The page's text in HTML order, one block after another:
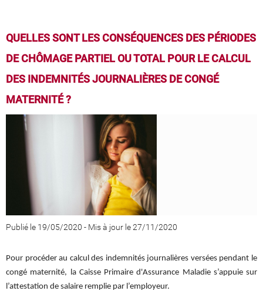
QUELLES SONT LES CONSÉQUENCES DES PÉRIODES
DE CHÔMAGE PARTIEL OU TOTAL POUR LE CALCUL
DES INDEMNITÉS JOURNALIÈRES DE CONGÉ
MATERNITÉ ?
Publié le 19/05/2020 - Mis à jour le 27/11/2020
Pour procéder au calcul des indemnités journalières versées pendant le
congé maternité, la Caisse Primaire d'Assurance Maladie s’appuie sur
l’attestation de salaire remplie par l’employeur.